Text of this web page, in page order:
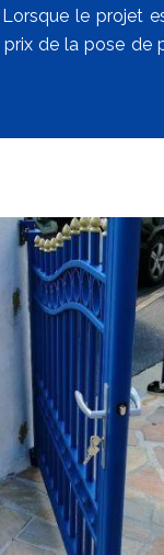
le projet
de la pose de